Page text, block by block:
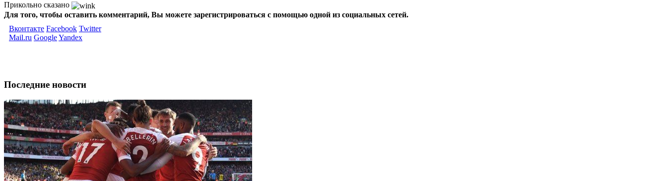
Прикольно сказано
Для того, чтобы оставить комментарий, Вы можете зарегистрироваться с помощью одной из социальных сетей.
Вконтакте Facebook Twitter
Mail.ru GoogleYandex
Последние новости